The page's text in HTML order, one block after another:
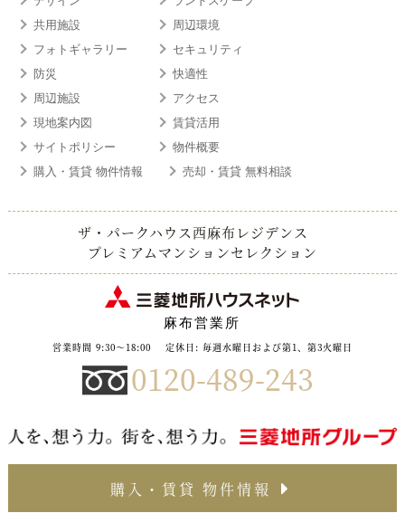
共用施設
周辺環境
フォトギャラリー
セキュリティ
防災
快適性
周辺施設
アクセス
現地案内図
賃貸活用
サイトポリシー
物件概要
購入・賃貸 物件情報
売却・賃貸 無料相談
ザ・パークハウス西麻布レジデンス
プレミアムマンションセレクション
麻布営業所
営業時間 9:30〜18:00 定休日: 毎週水曜日および第1、第3火曜日
0120-489-243
購入・賃貸 物件情報